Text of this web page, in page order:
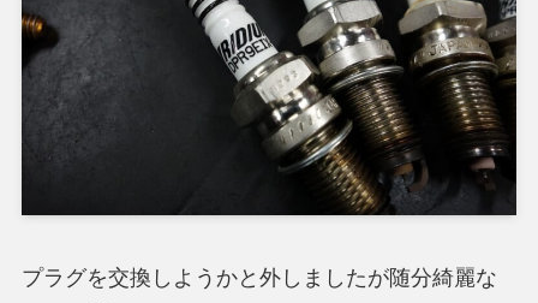
プラグを交換しようかと外しましたが随分綺麗な